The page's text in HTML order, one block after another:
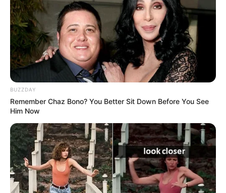
BUZZDAY
Remember Chaz Bono? You Better Sit Down Before You See
Him Now